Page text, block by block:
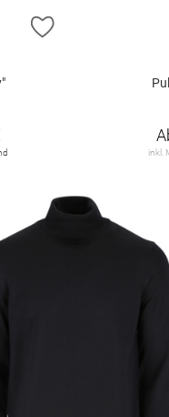
ZUR
inkl.